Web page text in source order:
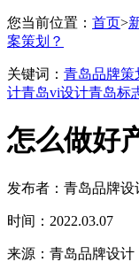
您当前位置： 首页>
案策划？
关键词： 青岛品牌策
计青岛vi设计青岛标
怎么做好
发布者：青岛品牌设
时间：2022.03.07
来源：青岛品牌设计